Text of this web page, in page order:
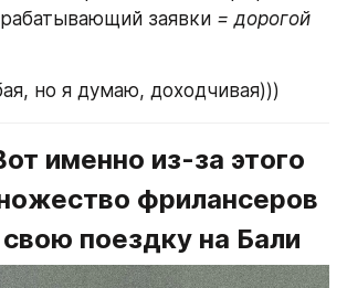
заявки = дорогой
но я думаю, доходчивая)))
именно из-за этого
фрилансеров
поездку на Бали